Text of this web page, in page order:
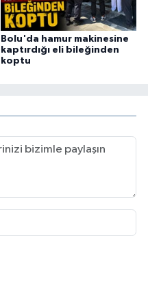
Bolu'da hamur makinesine
kaptırdığı eli bileğinden
koptu